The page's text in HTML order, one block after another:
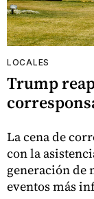
LOCALES
Trump
La cena de
con la
generación de
eventos más